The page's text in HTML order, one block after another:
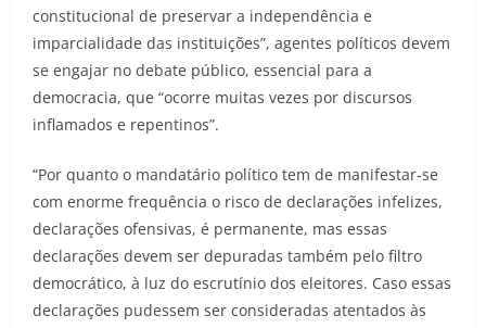
constitucional de preservar a independência e
imparcialidade das instituições”, agentes políticos devem
se engajar no debate público, essencial para a
democracia, que “ocorre muitas vezes por discursos
inflamados e repentinos”.
“Por quanto o mandatário político tem de manifestar-se
com enorme frequência o risco de declarações infelizes,
declarações ofensivas, é permanente, mas essas
declarações devem ser depuradas também pelo filtro
democrático, à luz do escrutínio dos eleitores. Caso essas
declarações pudessem ser consideradas atentados às